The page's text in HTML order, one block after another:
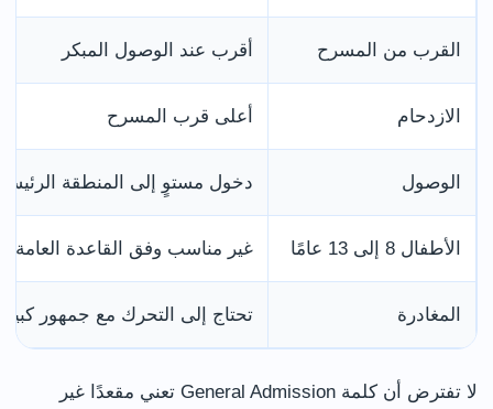
القرب من المسرح أقرب عند الوصول المبكر
الازدحام أعلى قرب المسرح
الوصول دخول مستوٍ إلى المنطقة
الأطفال 8 إلى 13 عامًا غير مناسب وفق القاعدة العامة
المغادرة تحتاج إلى التحرك مع جمهور كبير
لا تفترض أن كلمة General Admission تعني مقعدًا غير